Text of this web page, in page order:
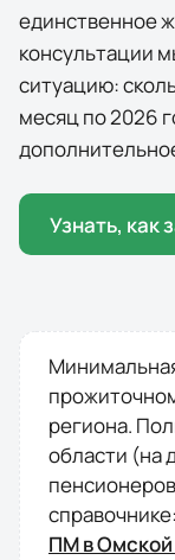
единственное
консультации
ситуацию:
месяц по2026
Узнать, как
региона.
области (на
справочнике:
ПМ вОмской